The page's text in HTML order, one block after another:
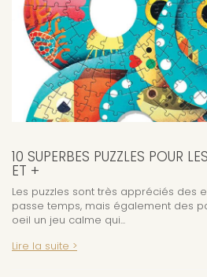
10 SUPERBES PUZZLES POUR
ET +
Les puzzles sont très appréciés des
passe temps, mais également des
oeil un jeu calme qui...
Lire la suite >